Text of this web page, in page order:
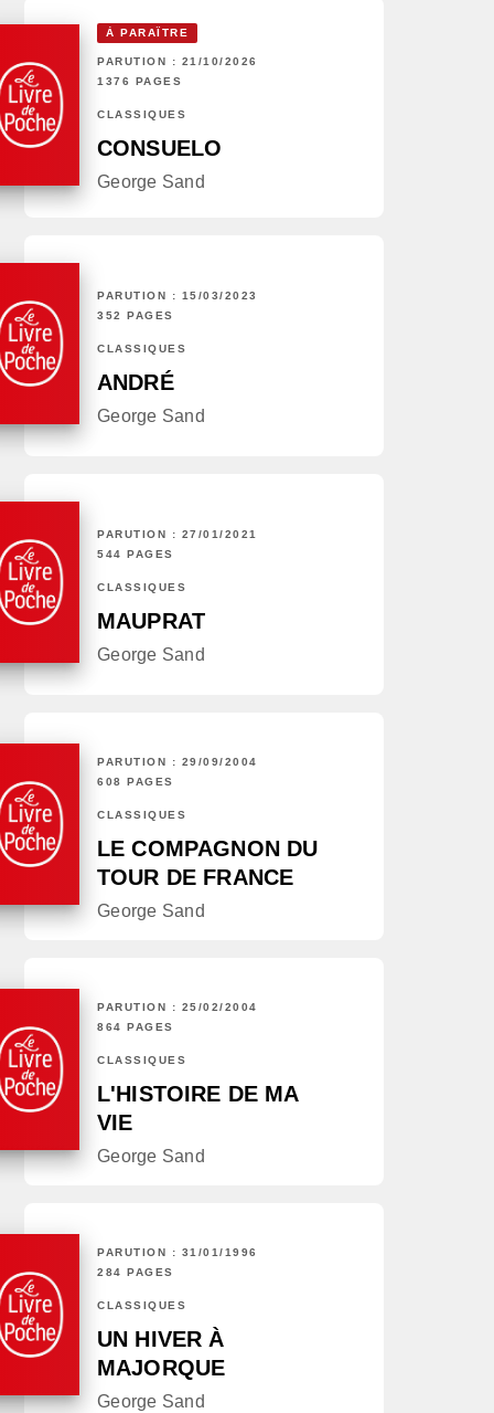
À PARAÎTRE
PARUTION : 21/10/2026
1376 PAGES
CLASSIQUES
CONSUELO
George Sand
PARUTION : 15/03/2023
352 PAGES
CLASSIQUES
ANDRÉ
George Sand
PARUTION : 27/01/2021
544 PAGES
CLASSIQUES
MAUPRAT
George Sand
PARUTION : 29/09/2004
608 PAGES
CLASSIQUES
LE COMPAGNON DU
TOUR DE FRANCE
George Sand
PARUTION : 25/02/2004
864 PAGES
CLASSIQUES
L'HISTOIRE DE MA
VIE
George Sand
PARUTION : 31/01/1996
284 PAGES
CLASSIQUES
UN HIVER À
MAJORQUE
George Sand